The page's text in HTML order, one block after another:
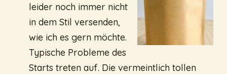
leider noch immer nicht
in dem Stil versenden,
wie ich es gern möchte.
Typische Probleme des
Starts treten auf. Die vermeintlich tollen